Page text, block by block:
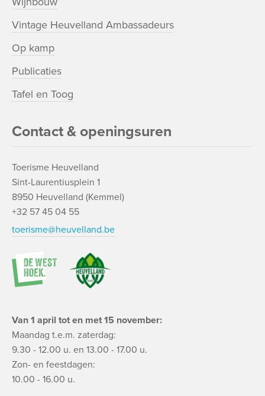
Vintage Heuvelland Ambassadeurs
Op kamp
Publicaties
Tafel en Toog
Contact & openingsuren
Toerisme Heuvelland
Sint-Laurentiusplein 1
8950 Heuvelland (Kemmel)
+32 57 45 04 55
toerisme@heuvelland.be
Van 1 april tot en met 15 november:
Maandag t.e.m. zaterdag:
9.30 - 12.00 u. en 13.00 - 17.00 u.
Zon- en feestdagen:
10.00 - 16.00 u.